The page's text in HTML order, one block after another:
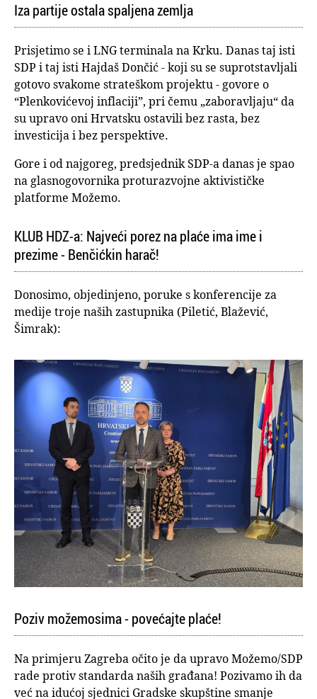
Iza partije ostala spaljena zemlja
Prisjetimo se i LNG terminala na Krku. Danas taj isti
SDP i taj isti Hajdaš Dončić - koji su se suprotstavljali
gotovo svakome strateškom projektu - govore o
“Plenkovićevoj inflaciji”, pri čemu „zaboravljaju“ da
su upravo oni Hrvatsku ostavili bez rasta, bez
investicija i bez perspektive.
Gore i od najgoreg, predsjednik SDP-a danas je spao
na glasnogovornika proturazvojne aktivističke
platforme Možemo.
KLUB HDZ-a: Najveći porez na plaće ima ime i
prezime - Benčićkin harač!
Donosimo, objedinjeno, poruke s konferencije za
medije troje naših zastupnika (Piletić, Blažević,
Šimrak):
Poziv možemosima - povećajte plaće!
Na primjeru Zagreba očito je da upravo Možemo/SDP
rade protiv standarda naših građana! Pozivamo ih da
već na idućoj sjednici Gradske skupštine smanje